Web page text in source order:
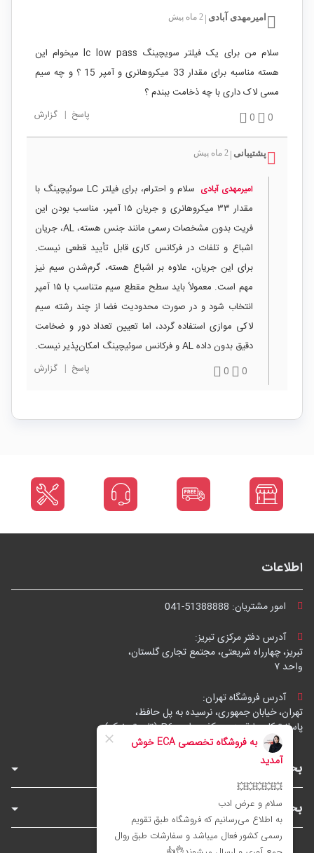
امیرمهدی آبادی 2 ماه پیش
سلام من برای یک فیلتر سویچینگ lc low pass میخوام این
هسته مناسبه برای مقدار 33 میکروهانری و آمپر 15 ؟ و چه سیم
مسی لاک داری با چه ذخامت ببندم ؟
0
0 پاسخ | گزارش
پشتیبانی 2 ماه پیش
امیرمهدی آبادی
سلام و احترام، برای فیلتر LC سوئیچینگ با
مقدار ۳۳ میکروهانری و جریان ۱۵ آمپر، مناسب بودن این
فریت بدون مشخصات رسمی مانند جنس هسته، AL، جریان
اشباع و تلفات در فرکانس کاری قابل تأیید قطعی نیست.
برای این جریان، علاوه بر اشباع هسته، گرم‌شدن سیم نیز
مهم است. معمولاً باید سطح مقطع سیم متناسب با ۱۵ آمپر
انتخاب شود و در صورت محدودیت فضا از چند رشته سیم
لاکی موازی استفاده گردد، اما تعیین تعداد دور و ضخامت
دقیق بدون داده AL و فرکانس سوئیچینگ امکان‌پذیر نیست.
0
0 پاسخ | گزارش
اطلاعات
امور مشتریان: 041-51388888
آدرس دفتر مرکزی تبریز:
تبریز، چهارراه شریعتی، مجتمع تجاری گلستان،
واحد ۷
آدرس فروشگاه تهران:
تهران، خیابان جمهوری، نرسیده به پل حافظ،
پاساژ توکل، طبقه زیرهمکف، واحد B6 (تاپ ترونیک)
بخش‌های فروشگاه
بخش‌های سایت